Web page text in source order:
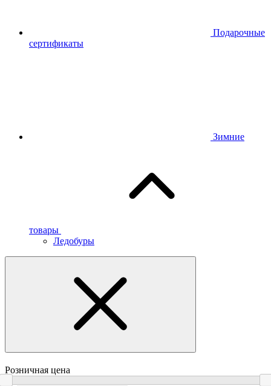
Подарочные
сертификаты
Зимние
товары
Ледобуры
Розничная цена